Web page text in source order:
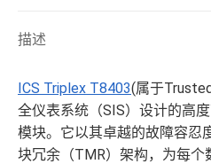
描述
ICS Triplex T8403(属于
全仪表系统（SIS）设计的高
模块。它以其卓越的故障容忍
块冗余（TMR）架构，为每个